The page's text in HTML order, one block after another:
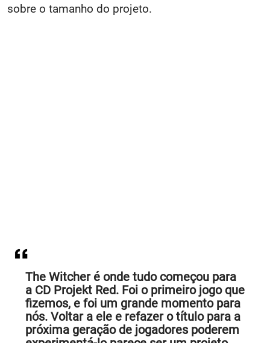
sobre o tamanho do projeto.
The Witcher é onde tudo começou para
a CD Projekt Red. Foi o primeiro jogo que
fizemos, e foi um grande momento para
nós. Voltar a ele e refazer o título para a
próxima geração de jogadores poderem